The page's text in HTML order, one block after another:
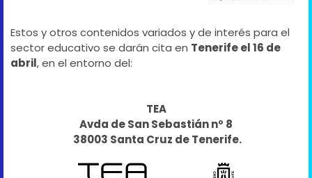
Estos y otros contenidos variados y de interés para el
sector educativo se darán cita en Tenerife el 16 de
abril, en el entorno del:
TEA
Avda de San Sebastián nº 8
38003 Santa Cruz de Tenerife.